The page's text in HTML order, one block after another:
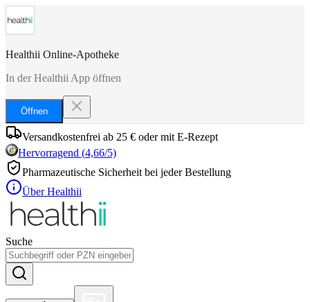
Healthii Online-Apotheke
In der Healthii App öffnen
Öffnen
Versandkostenfrei ab 25 € oder mit E-Rezept
Hervorragend (4,66/5)
Pharmazeutische Sicherheit bei jeder Bestellung
Über Healthii
Suche